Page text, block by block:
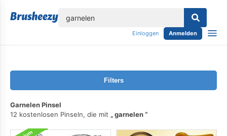
Einloggen Anmelden
Filters
Garnelen Pinsel
12 kostenlosen Pinseln, die mit
garnelen